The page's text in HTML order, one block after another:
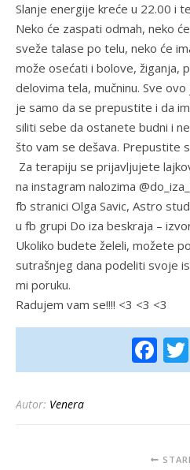
Slanje energije kreće u 22.00 i
Neko će zaspati odmah, neko
sveže talase po telu, neko će
može osećati i bolove, žiganja,
delovima tela, mučninu. Sve
je samo da se prepustite i da
siliti sebe da ostanete budni i
što vam se dešava. Prepustite
Za terapiju se prijavljujete
na instagram nalozima
fb stranici Olga Savic, Astro
u fb grupi Do iza beskraja –
Ukoliko budete želeli, možete
sutrašnjeg dana podeliti svoje
mi poruku.
Radujem vam se!!!! <3 <3 <3
Autor: Venera